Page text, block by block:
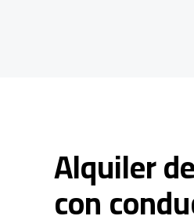
Alquiler
con